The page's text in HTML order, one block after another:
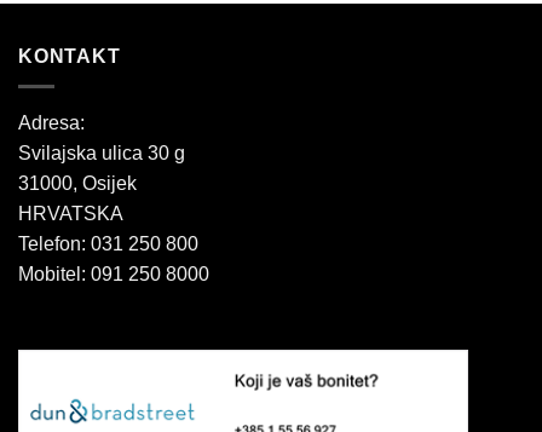
KONTAKT
Adresa:
Svilajska ulica 30 g
31000, Osijek
HRVATSKA
Telefon: 031 250 800
Mobitel: 091 250 8000